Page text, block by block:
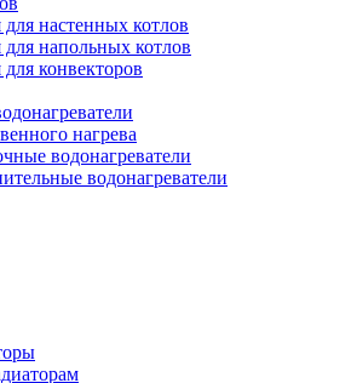
настенных котлов
напольных котлов
конвекторов
нагрева
водонагреватели
водонагреватели